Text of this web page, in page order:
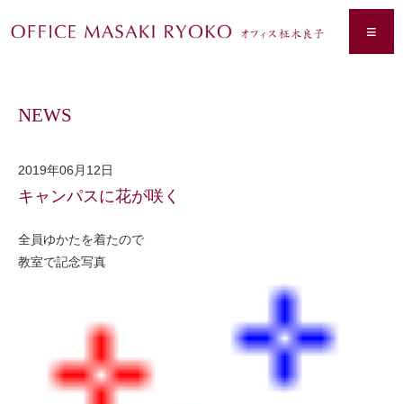
≡
NEWS
2019年06月12日
キャンパスに花が咲く
全員ゆかたを着たので
教室で記念写真